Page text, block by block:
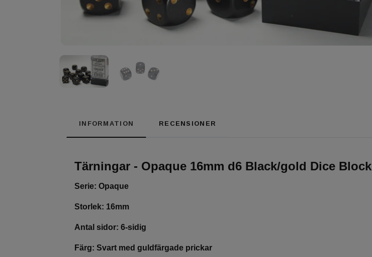
INFORMATION RECENSIONER
Tärningar - Opaque 16mm d6 Black/gold Dice Block
Serie: Opaque
Storlek: 16mm
Antal sidor: 6-sidig
Färg: Svart med guldfärgade prickar